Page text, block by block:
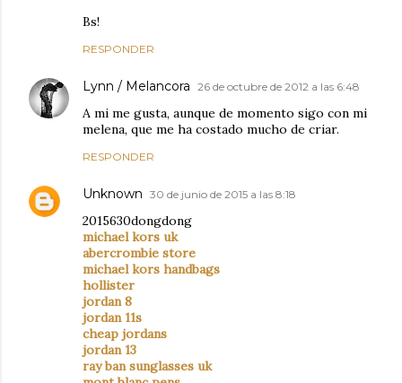
Bs!
RESPONDER
Lynn / Melancora 26 de octubre de 2012 a las 6:48
A mi me gusta, aunque de momento sigo con mi
melena, que me ha costado mucho de criar.
RESPONDER
Unknown 30 de junio de 2015 a las 8:18
2015630dongdong
michael kors uk
abercrombie store
michael kors handbags
hollister
jordan 8
jordan 11s
cheap jordans
jordan 13
ray ban sunglasses uk